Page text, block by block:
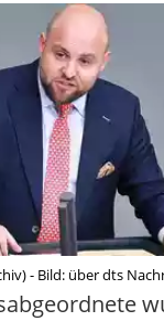
- Bild: über dts